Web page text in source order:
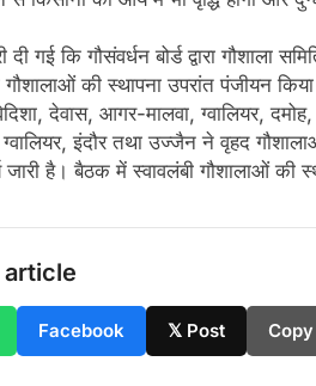
गई कि गौसंवर्धन बोर्ड द्वारा गौशाला
गौशालाओं की स्थापना उपरांत पंजीयन
देवास, आगर-मालवा, ग्वालियर,
इंदौर तथा उज्जैन ने वृहद
जारी है। बैठक में स्वावलंबी गौशालाओं की
article
Facebook 𝕏 Post